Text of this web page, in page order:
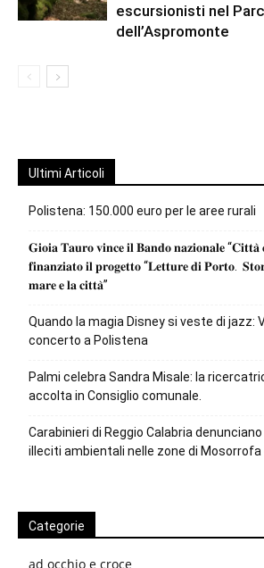
escursionisti nel
dell’Aspromonte
Ultimi Articoli
Polistena: 150.000 euro per le aree rurali
𝐆𝐢𝐨𝐢𝐚 𝐓𝐚𝐮𝐫𝐨 𝐯𝐢𝐧𝐜𝐞 𝐢𝐥 𝐁𝐚𝐧𝐝𝐨 𝐧𝐚𝐳𝐢𝐨𝐧𝐚𝐥𝐞
𝐟𝐢𝐧𝐚𝐧𝐳𝐢𝐚𝐭𝐨 𝐢𝐥 𝐩𝐫𝐨𝐠𝐞𝐭𝐭𝐨 “𝐋𝐞𝐭𝐭𝐮𝐫𝐞 𝐝𝐢 𝐏𝐨𝐫𝐭𝐨.
𝐦𝐚𝐫𝐞 𝐞 𝐥𝐚 𝐜𝐢𝐭𝐭𝐚̀”
Quando la magia Disney si veste di jazz:
concerto a Polistena
Palmi celebra Sandra Misale: la
accolta in Consiglio comunale.
Carabinieri di Reggio Calabria
illeciti ambientali nelle zone di
Categorie
ad occhio e croce